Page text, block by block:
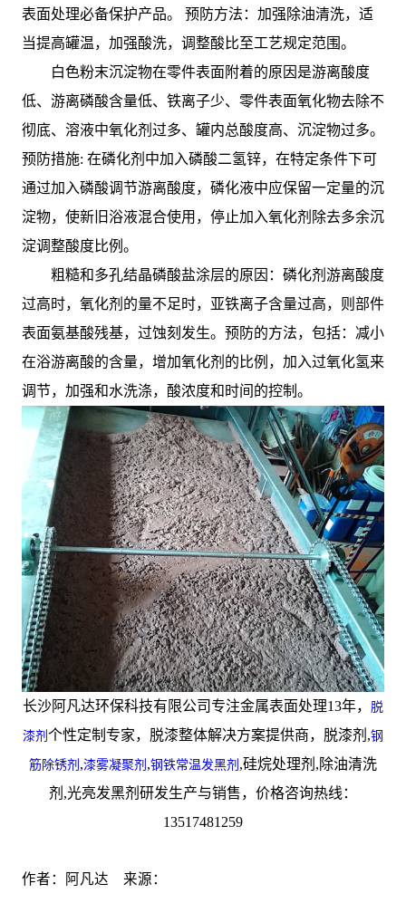
表面处理必备保护产品。 预防方法：加强除油清洗，适
当提高罐温，加强酸洗，调整酸比至工艺规定范围。
白色粉末沉淀物在零件表面附着的原因是游离酸度
低、游离磷酸含量低、铁离子少、零件表面氧化物去除不
彻底、溶液中氧化剂过多、罐内总酸度高、沉淀物过多。
预防措施: 在磷化剂中加入磷酸二氢锌，在特定条件下可
通过加入磷酸调节游离酸度，磷化液中应保留一定量的沉
淀物，使新旧浴液混合使用，停止加入氧化剂除去多余沉
淀调整酸度比例。
粗糙和多孔结晶磷酸盐涂层的原因：磷化剂游离酸度
过高时，氧化剂的量不足时，亚铁离子含量过高，则部件
表面氨基酸残基，过蚀刻发生。预防的方法，包括：减小
在浴游离酸的含量，增加氧化剂的比例，加入过氧化氢来
调节，加强和水洗涤，酸浓度和时间的控制。
长沙阿凡达环保科技有限公司专注金属表面处理13年， 脱
漆剂 个性定制专家，脱漆整体解决方案提供商，脱漆剂,钢
筋除锈剂 ,漆雾凝聚剂 ,钢铁常温发黑剂 ,硅烷处理剂,除油清洗
剂,光亮发黑剂研发生产与销售，价格咨询热线：
13517481259
作者：阿凡达 来源：